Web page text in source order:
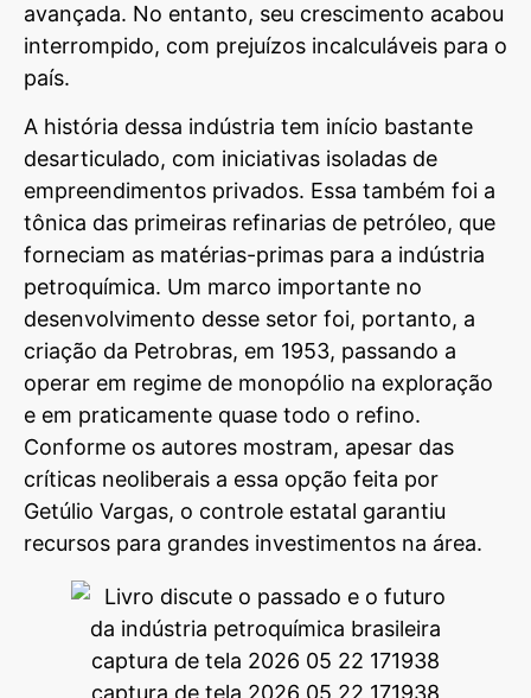
avançada. No entanto, seu crescimento acabou
interrompido, com prejuízos incalculáveis para o
país.
A história dessa indústria tem início bastante
desarticulado, com iniciativas isoladas de
empreendimentos privados. Essa também foi a
tônica das primeiras refinarias de petróleo, que
forneciam as matérias-primas para a indústria
petroquímica. Um marco importante no
desenvolvimento desse setor foi, portanto, a
criação da Petrobras, em 1953, passando a
operar em regime de monopólio na exploração
e em praticamente quase todo o refino.
Conforme os autores mostram, apesar das
críticas neoliberais a essa opção feita por
Getúlio Vargas, o controle estatal garantiu
recursos para grandes investimentos na área.